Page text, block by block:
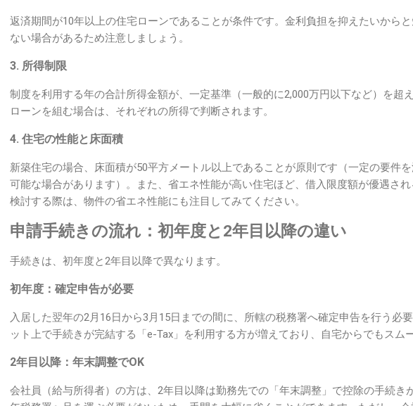
返済期間が10年以上の住宅ローンであることが条件です。金利負担を抑えたいから
ない場合があるため注意しましょう。
3. 所得制限
制度を利用する年の合計所得金額が、一定基準（一般的に2,000万円以下など）を超
ローンを組む場合は、それぞれの所得で判断されます。
4. 住宅の性能と床面積
新築住宅の場合、床面積が50平方メートル以上であることが原則です（一定の要件
可能な場合があります）。また、省エネ性能が高い住宅ほど、借入限度額が優遇さ
検討する際は、物件の省エネ性能にも注目してみてください。
申請手続きの流れ：初年度と2年目以降の違い
手続きは、初年度と2年目以降で異なります。
初年度：確定申告が必要
入居した翌年の2月16日から3月15日までの間に、所轄の税務署へ確定申告を行う必
ット上で手続きが完結する「e-Tax」を利用する方が増えており、自宅からでもスム
2年目以降：年末調整でOK
会社員（給与所得者）の方は、2年目以降は勤務先での「年末調整」で控除の手続き